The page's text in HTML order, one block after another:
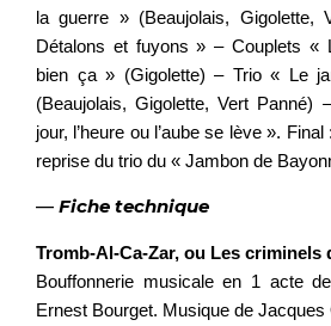
la guerre » (Beaujolais, Gigolette,
Détalons et fuyons » – Couplets «
bien ça » (Gigolette) – Trio « Le
(Beaujolais, Gigolette, Vert Panné)
jour, l’heure ou l’aube se lève ».
reprise du trio du « Jambon de
— Fiche technique
Tromb-Al-Ca-Zar, ou Les criminels
Bouffonnerie musicale en 1 acte
Ernest Bourget. Musique de Jacques